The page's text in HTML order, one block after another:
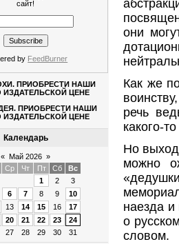
сайт!
by FeedBurner
ПРИОБРЕСТИ НАШИ
ИЗДАТЕЛЬСКОЙ ЦЕНЕ
ПРИОБРЕСТИ НАШИ
ИЗДАТЕЛЬСКОЙ ЦЕНЕ
Календарь
« Май 2026 »
Ср Чт Пт Сб
Вс
1
2
3
6 7 8 9
10
13 14 15 16
17
20 21 22 23
24
27 28 29 30 31
они
Как же
речь
какого-
Но
можно
наезда
о
словом.